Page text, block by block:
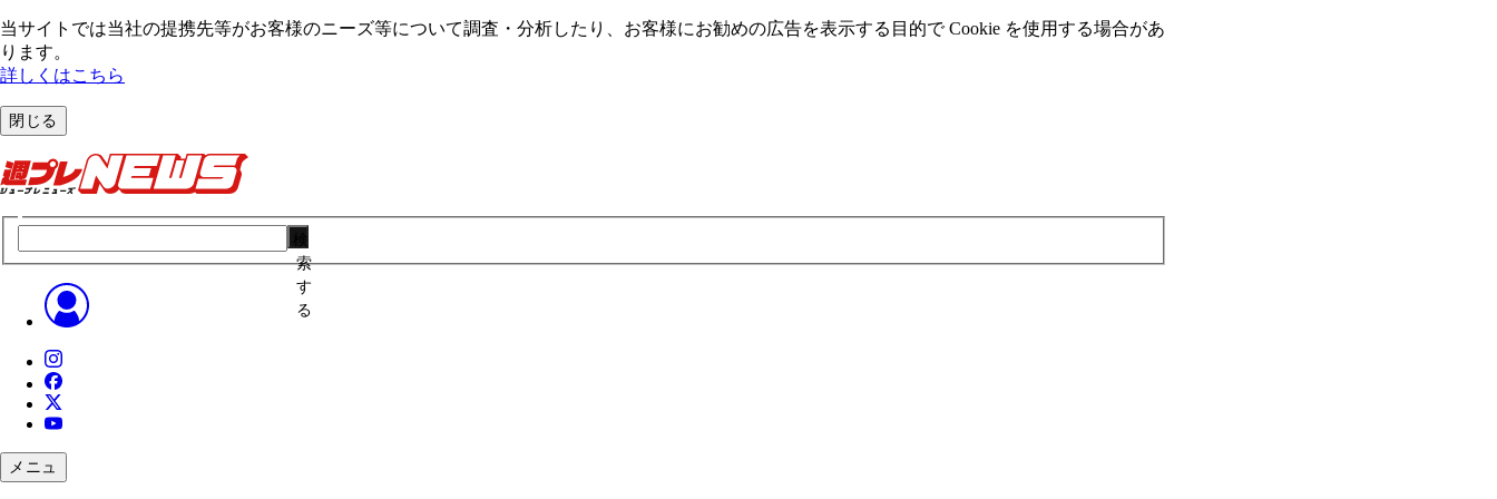
当サイトでは当社の提携先等がお客様のニーズ等について調査・分析したり、お客様にお勧めの広告を表⽰する⽬的で Cookie を使⽤する場合があ
ります。
詳しくはこちら
閉じる
索
す
る
メニュ